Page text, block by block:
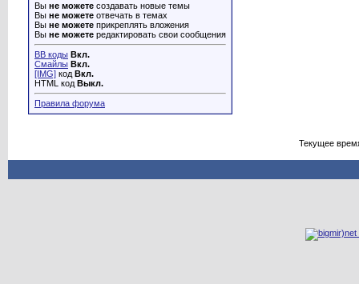
Вы не можете создавать новые темы
Вы не можете отвечать в темах
Вы не можете прикреплять вложения
Вы не можете редактировать свои сообщения
BB коды Вкл.
Смайлы Вкл.
[IMG] код Вкл.
HTML код Выкл.
Правила форума
Текущее